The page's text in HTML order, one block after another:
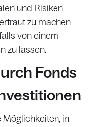
und Risiken
zu machen
von einem
zu lassen.
Fonds
Möglichkeiten, in